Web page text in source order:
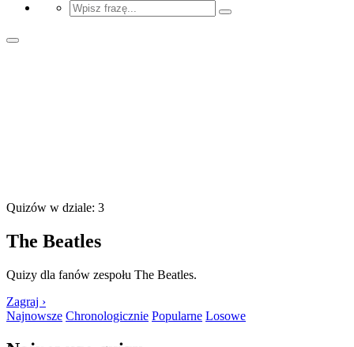
Quizów w dziale: 3
The Beatles
Quizy dla fanów zespołu The Beatles.
Zagraj ›
Najnowsze Chronologicznie Popularne Losowe